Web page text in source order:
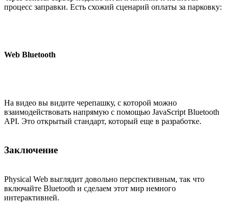
процесс заправки. Есть схожий сценарий оплаты за парковку:
Web Bluetooth
На видео вы видите черепашку, с которой можно
взаимодействовать напрямую с помощью JavaScript Bluetooth
API. Это открытый стандарт, который еще в разработке.
Заключение
Physical Web выглядит довольно перспективным, так что
включайте Bluetooth и сделаем этот мир немного
интерактивней.